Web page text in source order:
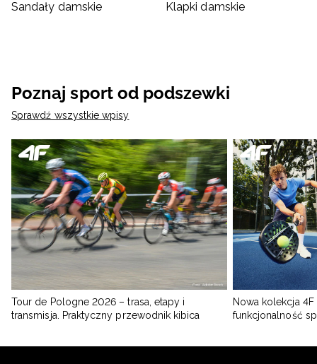
Sandały damskie
Klapki damskie
Poznaj sport od podszewki
Sprawdź wszystkie wpisy
Tour de Pologne 2026 – trasa, etapy i
transmisja. Praktyczny przewodnik kibica
Nowa kolekcja
funkcjonalność